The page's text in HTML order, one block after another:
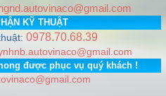
Lâm, Thành phố Hà Nội.
KỸ THUẬT
0978.70.68.39
được phục vụ quý khách !